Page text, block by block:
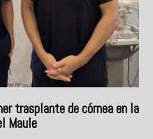
trasplante de córnea en la
Maule